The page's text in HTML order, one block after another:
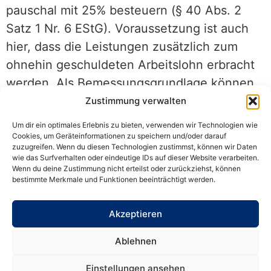
Zustimmung verwalten
Um dir ein optimales Erlebnis zu bieten, verwenden wir Technologien wie
Cookies, um Geräteinformationen zu speichern und/oder darauf
zuzugreifen. Wenn du diesen Technologien zustimmst, können wir Daten
wie das Surfverhalten oder eindeutige IDs auf dieser Website verarbeiten.
Wenn du deine Zustimmung nicht erteilst oder zurückziehst, können
bestimmte Merkmale und Funktionen beeinträchtigt werden.
Akzeptieren
Ablehnen
Einstellungen ansehen
pauschal mit 25% besteuern (§ 40 Abs. 2
Satz 1 Nr. 6 EStG). Voraussetzung ist auch
hier, dass die Leistungen zusätzlich zum
ohnehin geschuldeten Arbeitslohn erbracht
werden. Als Bemessungsgrundlage können
die Aufwendungen des Arbeitgebers für den
Erwerb der Ladevorrichtung (einschließlich
Umsatzsteuer) zugrunde gelegt werden.
Laden zu Hause:Lädt ein Arbeitnehmer sein
privates Elektrofahrzeugzuhause auf, so
sindkeine steuerfreien Erstattungen
möglich. Bei privaten Elektrofahrzeugen oder
Hybridelektrofahrzeugen des Arbeitnehmers